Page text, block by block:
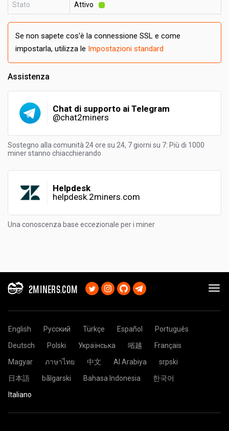
Stato Attivo
Se non sapete cos'è la connessione SSL e come
impostarla, utilizza le Impostazioni standard
Assistenza
Chat di supporto ai Telegram
@chat2miners
Sostegno alla comunità 24 ore su 24, 7 giorni su 7: Più di 1000
miner stanno chiacchierando
Helpdesk
helpdesk.2miners.com
Una conoscenza base eccezionale per i miner
2MINERS.COM
English Русский Türkçe Español
Português
Deutsch
Polski Українська 㗂越
Français
Magyar
ภาษาไทย 中文 Al Arabiya
srpski
日本語
bãlgarski Bahasa Indonesia
한국어
Italiano